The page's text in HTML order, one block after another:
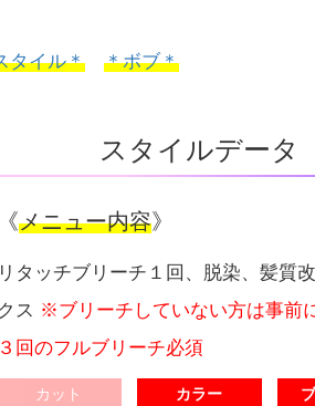
タイル＊ ＊ボブ＊
スタイルデータ
《メニュー内容》
リタッチブリーチ１回、脱染、髪質
クス ※ブリーチしていない方は事前
３回のフルブリーチ必須
カット カラー